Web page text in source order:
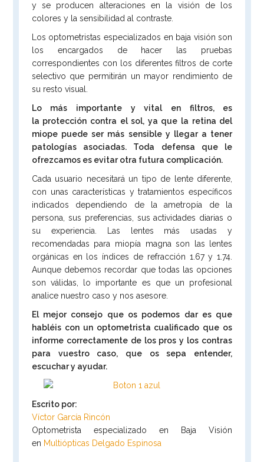
y se producen alteraciones en la visión de los
colores y la sensibilidad al contraste.
Los optometristas especializados en baja visión son
los encargados de hacer las pruebas
correspondientes con los diferentes filtros de corte
selectivo que permitirán un mayor rendimiento de
su resto visual.
Lo más importante y vital en filtros, es
la protección contra el sol, ya que la retina del
miope puede ser más sensible y llegar a tener
patologías asociadas. Toda defensa que le
ofrezcamos es evitar otra futura complicación.
Cada usuario necesitará un tipo de lente diferente,
con unas características y tratamientos específicos
indicados dependiendo de la ametropía de la
persona, sus preferencias, sus actividades diarias o
su experiencia. Las lentes más usadas y
recomendadas para miopía magna son las lentes
orgánicas en los índices de refracción 1.67 y 1.74.
Aunque debemos recordar que todas las opciones
son válidas, lo importante es que un profesional
analice nuestro caso y nos asesore.
El mejor consejo que os podemos dar es que
habléis con un optometrista cualificado que os
informe correctamente de los pros y los contras
para vuestro caso, que os sepa entender,
escuchar y ayudar.
Escrito por:
Víctor García Rincón
Optometrista especializado en Baja Visión
en Multiópticas Delgado Espinosa